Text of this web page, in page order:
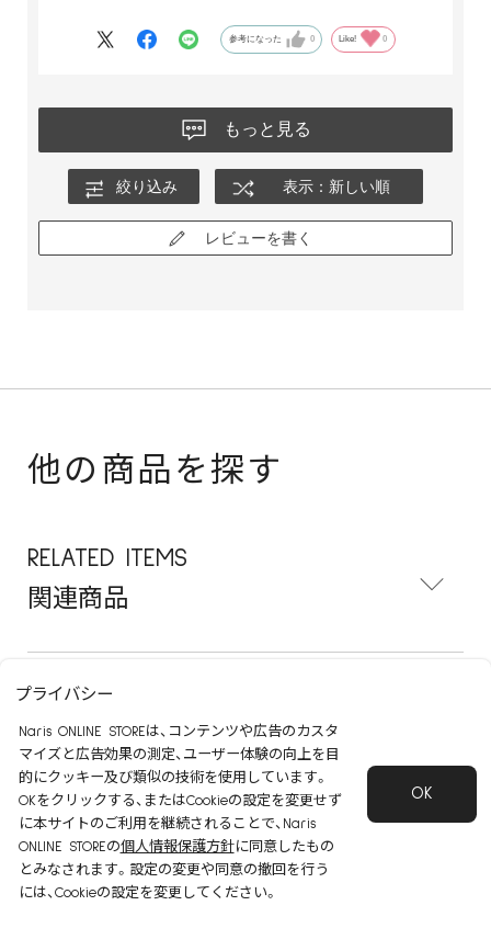
参考になった 0 Like! 0
もっと見る
絞り込み 表示：新しい順
レビューを書く
他の商品を探す
RELATED ITEMS
関連商品
POPULAR ITEMS
よく一緒に買われる商品
CHECKED ITEMS
最近見た商品
プライバシー
Naris ONLINE STOREは、コンテンツや広告のカスタ
マイズと広告効果の測定、ユーザー体験の向上を目
的にクッキー及び類似の技術を使用しています。
OKをクリックする、またはCookieの設定を変更せず
に本サイトのご利用を継続されることで、Naris
ONLINE STOREの個人情報保護方針に同意したもの
とみなされます。設定の変更や同意の撤回を行う
には、Cookieの設定を変更してください。
OK